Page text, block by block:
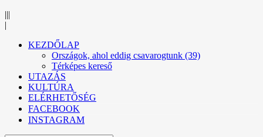
|||
|
KEZDŐLAP
Országok, ahol eddig csavarogtunk (39)
Térképes kereső
UTAZÁS
KULTÚRA
ELÉRHETŐSÉG
FACEBOOK
INSTAGRAM